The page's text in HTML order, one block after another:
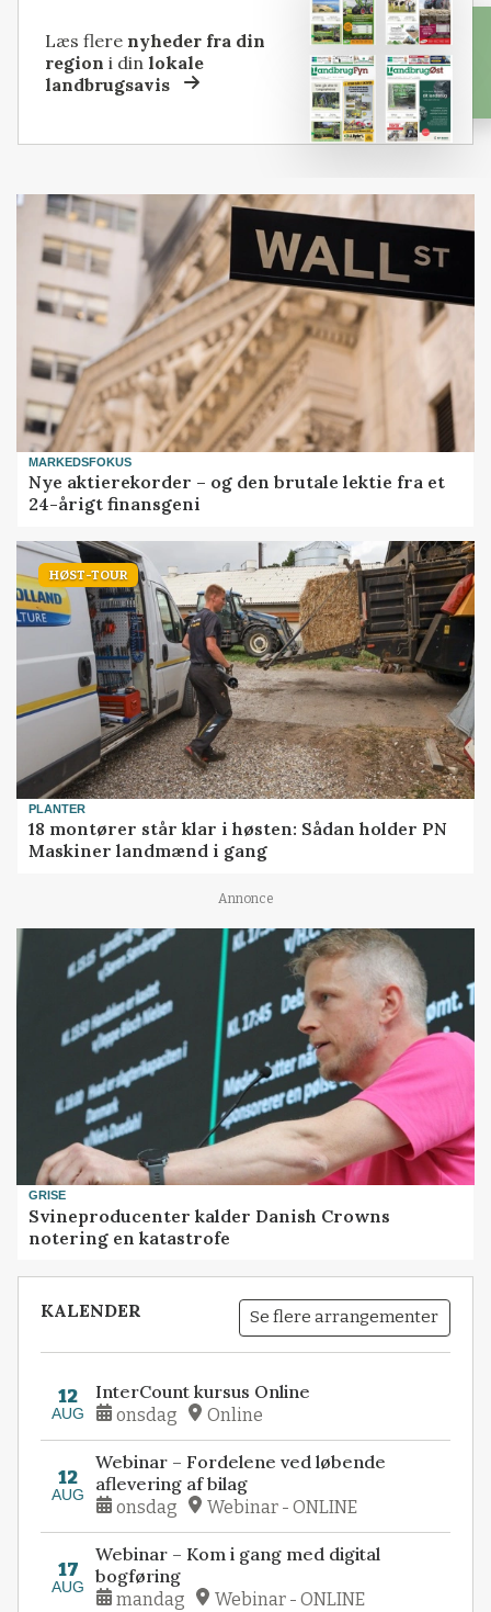
Læs flere nyheder fra din
region i dinlokale
landbrugsavis
MARKEDSFOKUS
Nye aktierekorder – og den brutale lektie fra et
24-årigt finansgeni
HØST-TOUR
PLANTER
18 montører står klar i høsten: Sådan holder PN
Maskiner landmænd i gang
Annonce
GRISE
Svineproducenter kalder Danish Crowns
notering en katastrofe
KALENDER Se flere arrangementer
12
AUG
InterCount kursus Online
onsdag Online
12
AUG
Webinar – Fordelene ved løbende
aflevering af bilag
onsdag Webinar - ONLINE
17
AUG
Webinar – Kom i gang med digital
bogføring
mandag Webinar - ONLINE